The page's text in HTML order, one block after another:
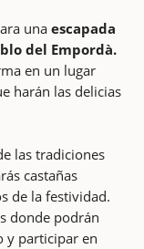
una escapada
del Empordà.
en un lugar
harán las delicias
las tradiciones
castañas
de la festividad.
donde podrán
y participar en